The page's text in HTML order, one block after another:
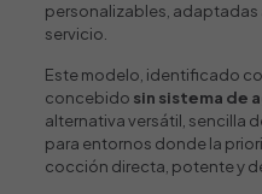
personalizables, adaptadas
servicio.
Este modelo, identificado
concebido sin sistema de
alternativa versátil, sencilla
para entornos donde la
cocción directa, potente y